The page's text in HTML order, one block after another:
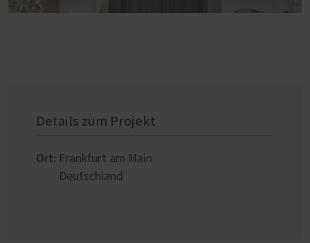
Details zum Projekt
Ort: Frankfurt am Main
Deutschland